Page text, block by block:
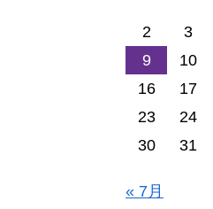
2
3
9
10
16
17
23
24
30
31
« 7月